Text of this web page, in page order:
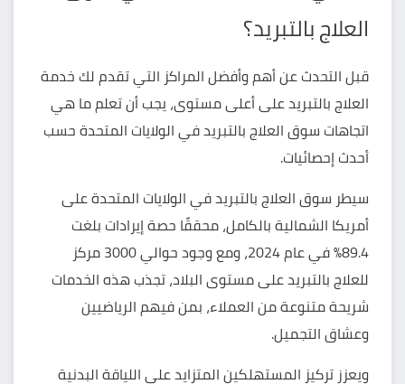
العلاج بالتبريد؟
قبل التحدث عن أهم وأفضل المراكز التي تقدم لك خدمة
العلاج بالتبريد على أعلى مستوى، يجب أن تعلم ما هي
اتجاهات سوق العلاج بالتبريد في الولايات المتحدة حسب
أحدث إحصائيات.
سيطر سوق العلاج بالتبريد في الولايات المتحدة على
أمريكا الشمالية بالكامل، محققًا حصة إيرادات بلغت
89.4% في
عام 2024
، ومع وجود حوالي 3000 مركز
للعلاج بالتبريد على مستوى البلاد، تجذب هذه الخدمات
شريحة متنوعة من العملاء، بمن فيهم الرياضيين
وعشاق التجميل.
ويعزز تركيز المستهلكين المتزايد على اللياقة البدنية